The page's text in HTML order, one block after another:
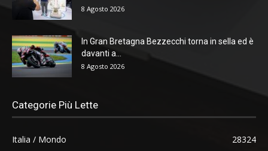
8 Agosto 2026
In Gran Bretagna Bezzecchi torna in sella ed è
davanti a...
8 Agosto 2026
Categorie Più Lette
Italia / Mondo
28324